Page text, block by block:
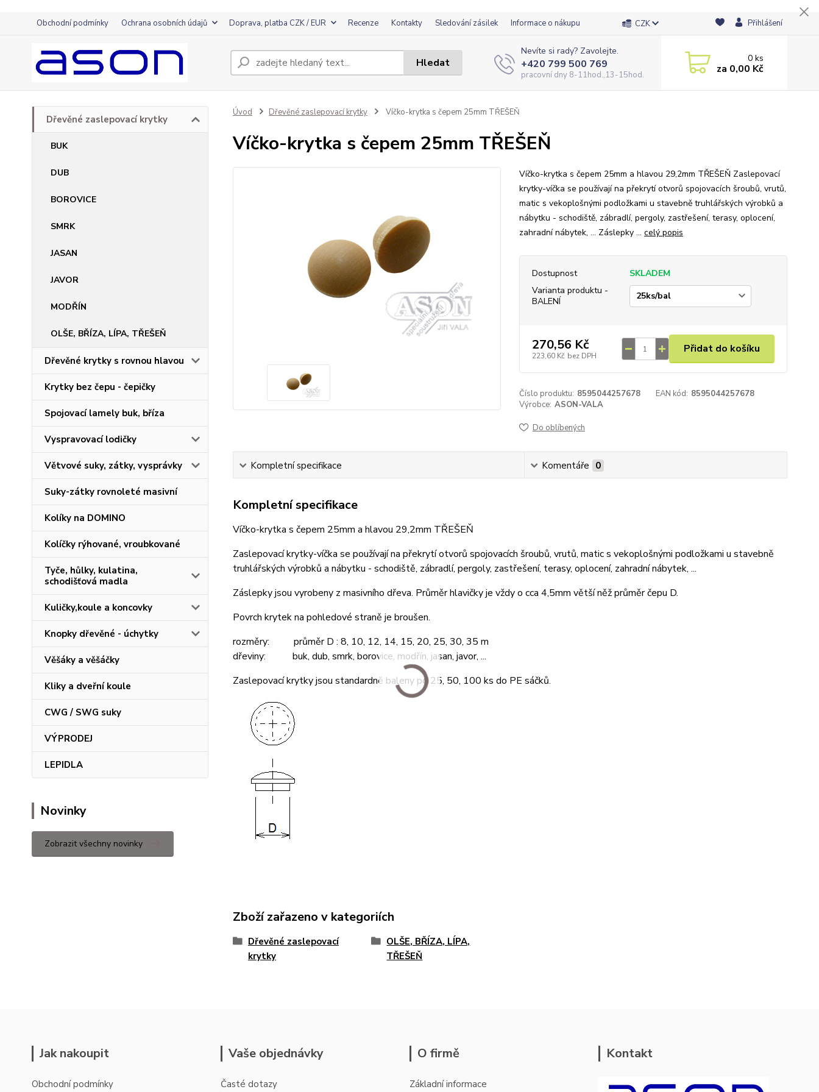
Obchodní podmínky Ochrana osobních údajů Doprava, platba CZK / EUR Recenze Kontakty Sledování zásilek Informace o nákupu CZK Přihlášení
Hledat
Nevíte si rady? Zavolejte.
+420 799 500 769
pracovní dny 8-11hod.,13-15hod.
0ks
za 0,00 Kč
Dřevěné zaslepovací krytky
BUK
DUB
BOROVICE
SMRK
JASAN
JAVOR
MODŘÍN
OLŠE, BŘÍZA, LÍPA, TŘEŠEŇ
Dřevěné krytky s rovnou hlavou
Krytky bez čepu - čepičky
Spojovací lamely buk, bříza
Vyspravovací lodičky
Větvové suky, zátky, vysprávky
Suky-zátky rovnoleté masivní
Kolíky na DOMINO
Kolíčky rýhované, vroubkované
Tyče, hůlky, kulatina,
schodišťová madla
Kuličky,koule a koncovky
Knopky dřevěné - úchytky
Věšáky a věšáčky
Kliky a dveřní koule
CWG / SWG suky
VÝPRODEJ
LEPIDLA
Novinky
Zobrazit všechny novinky
Úvod Dřevěné zaslepovací krytky Víčko-krytka s čepem 25mm TŘEŠEŇ
Víčko-krytka s čepem 25mm TŘEŠEŇ
Víčko-krytka s čepem 25mm a hlavou 29,2mm TŘEŠEŇ Zaslepovací
krytky-víčka se používají na překrytí otvorů spojovacích šroubů, vrutů,
matic s vekoplošnými podložkami u stavebně truhlářských výrobků a
nábytku - schodiště, zábradlí, pergoly, zastřešení, terasy, oplocení,
zahradní nábytek, ... Záslepky ... celý popis
Dostupnost
SKLADEM
Varianta produktu -
BALENÍ
270,56 Kč
223,60 Kč bez DPH
Přidat do košíku
Číslo produktu: 8595044257678 EAN kód: 8595044257678
Výrobce: ASON-VALA
Do oblíbených
Kompletní specifikace Komentáře 0
Kompletní specifikace
Víčko-krytka s čepem 25mm a hlavou 29,2mm TŘEŠEŇ
Zaslepovací krytky-víčka se používají na překrytí otvorů spojovacích šroubů, vrutů, matic s vekoplošnými podložkami u stavebně
truhlářských výrobků a nábytku - schodiště, zábradlí, pergoly, zastřešení, terasy, oplocení, zahradní nábytek, ...
Záslepky jsou vyrobeny z masivního dřeva. Průměr hlavičky je vždy o cca 4,5mm větší něž průměr čepu D.
Povrch krytek na pohledové straně je broušen.
rozměry: průměr D : 8, 10, 12, 14, 15, 20, 25, 30, 35 m
dřeviny: buk, dub, smrk, borovice, modřín, jasan, javor, ...
Zaslepovací krytky jsou standardně baleny po 25, 50, 100 ks do PE sáčků.
Zboží zařazeno v kategoriích
Dřevěné zaslepovací
krytky
OLŠE, BŘÍZA, LÍPA,
TŘEŠEŇ
Jak nakoupit
Obchodní podmínky
Vaše objednávky
Časté dotazy
O firmě
Základní informace
Kontakt